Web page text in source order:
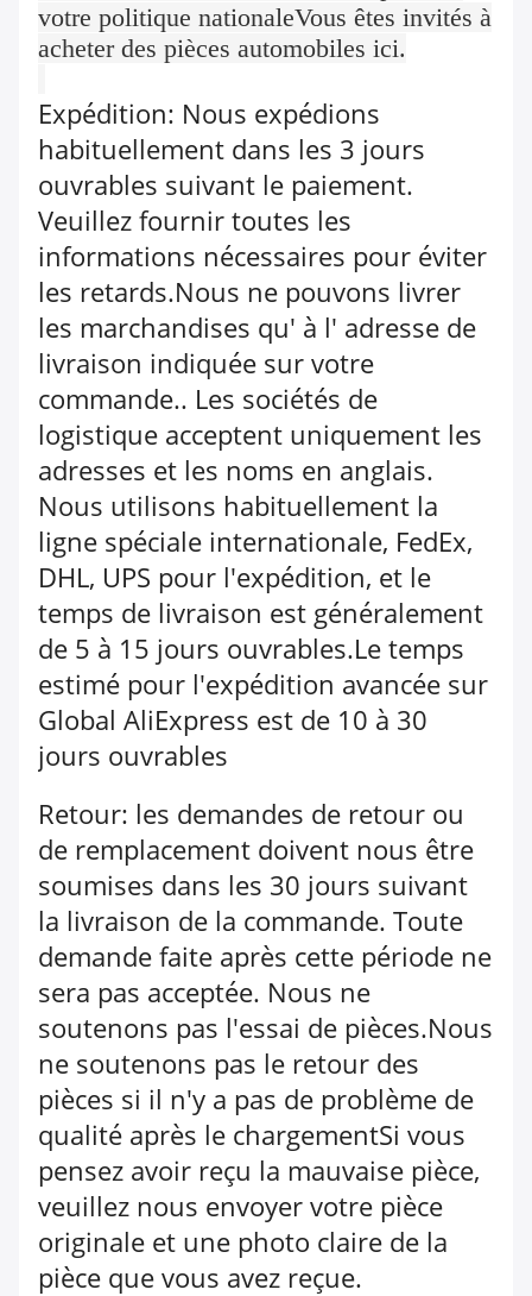
votre politique nationaleVous êtes invités à
acheter des pièces automobiles ici.
Expédition: Nous expédions
habituellement dans les 3 jours
ouvrables suivant le paiement.
Veuillez fournir toutes les
informations nécessaires pour éviter
les retards.Nous ne pouvons livrer
les marchandises qu' à l' adresse de
livraison indiquée sur votre
commande.. Les sociétés de
logistique acceptent uniquement les
adresses et les noms en anglais.
Nous utilisons habituellement la
ligne spéciale internationale, FedEx,
DHL, UPS pour l'expédition, et le
temps de livraison est généralement
de 5 à 15 jours ouvrables.Le temps
estimé pour l'expédition avancée sur
Global AliExpress est de 10 à 30
jours ouvrables
Retour: les demandes de retour ou
de remplacement doivent nous être
soumises dans les 30 jours suivant
la livraison de la commande. Toute
demande faite après cette période ne
sera pas acceptée. Nous ne
soutenons pas l'essai de pièces.Nous
ne soutenons pas le retour des
pièces si il n'y a pas de problème de
qualité après le chargementSi vous
pensez avoir reçu la mauvaise pièce,
veuillez nous envoyer votre pièce
originale et une photo claire de la
pièce que vous avez reçue.